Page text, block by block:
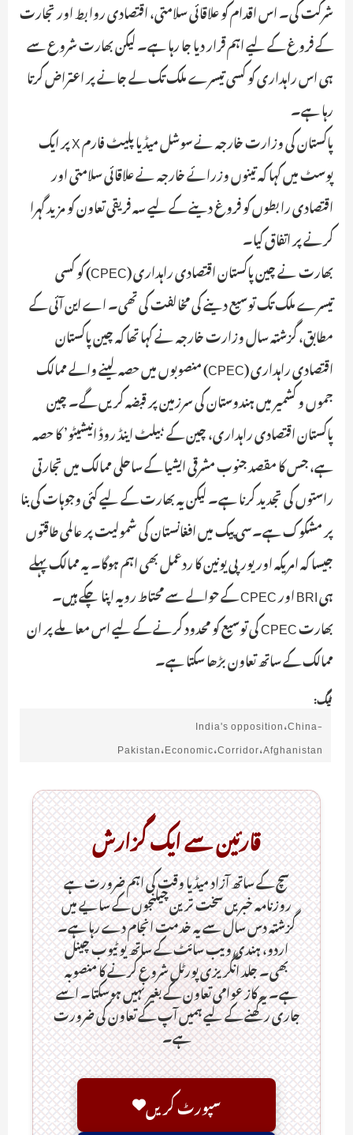
شرکت کی۔ اس اقدام کو علاقائی سلامتی، اقتصادی روابط اور تجارت
کے فروغ کے لیے اہم قرار دیا جا رہا ہے۔ لیکن بھارت شروع سے
ہی اس راہداری کو کسی تیسرے ملک تک لے جانے پر اعتراض کرتا
رہا ہے۔
پاکستان کی وزارت خارجہ نے سوشل میڈیا پلیٹ فارم X پر ایک
پوسٹ میں کہا کہ تینوں وزرائے خارجہ نے علاقائی سلامتی اور
اقتصادی رابطوں کو فروغ دینے کے لیے سہ فریقی تعاون کو مزید گہرا
کرنے پر اتفاق کیا۔
بھارت نے چین پاکستان اقتصادی راہداری (CPEC) کو کسی
تیسرے ملک تک توسیع دینے کی مخالفت کی تھی۔ اے این آئی کے
مطابق، گزشتہ سال وزارت خارجہ نے کہا تھا کہ چین پاکستان
اقتصادی راہداری (CPEC) منصوبوں میں حصہ لینے والے ممالک
جموں و کشمیر میں ہندوستان کی سرزمین پر قبضہ کریں گے۔ چین
پاکستان اقتصادی راہداری، چین کے ‘بیلٹ اینڈ روڈ انیشیٹو’ کا حصہ
ہے، جس کا مقصد جنوب مشرقی ایشیا کے ساحلی ممالک میں تجارتی
راستوں کی تجدید کرنا ہے۔ لیکن یہ بھارت کے لیے کئی وجوہات کی بنا
پر مشکوک ہے۔سی پیک میں افغانستان کی شمولیت پر عالمی طاقتوں
جیسا کہ امریکہ اور یورپی یونین کا ردعمل بھی اہم ہوگا۔ یہ ممالک پہلے
ہی BRI اور CPEC کے حوالے سے محتاط رویہ اپنا چکے ہیں۔
بھارت CPEC کی توسیع کو محدود کرنے کے لیے اس معاملے پر ان
ممالک کے ساتھ تعاون بڑھا سکتا ہے۔
ٹیگ:
India's opposition،China-
Pakistan،Economic،Corridor،Afghanistan
قارئین سے ایک گزارش
سچ کے ساتھ آزاد میڈیا وقت کی اہم ضرورت ہےـ
روزنامہ خبریں سخت ترین چیلنجوں کے سایے میں
گزشتہ دس سال سے یہ خدمت انجام دے رہا ہے۔
اردو، ہندی ویب سائٹ کے ساتھ یو ٹیوب چینل
بھی۔ جلد انگریزی پورٹل شروع کرنے کا منصوبہ
ہے۔ یہ کاز عوامی تعاون کے بغیر نہیں ہوسکتا۔ اسے
جاری رکھنے کے لیے ہمیں آپ کے تعاون کی ضرورت
ہے۔
سپورٹ کریں